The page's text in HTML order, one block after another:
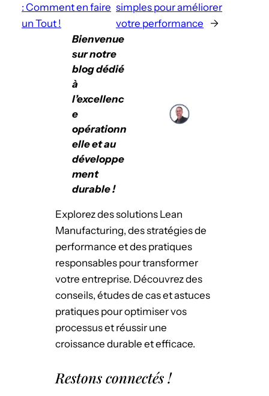
: Comment en faire
un Tout !
simples pour améliorer
votre performance
→
Bienvenue
sur notre
blog dédié
à
l’excellenc
e
opérationn
elle et au
développe
ment
durable !
Explorez des solutions Lean
Manufacturing, des stratégies de
performance et des pratiques
responsables pour transformer
votre entreprise. Découvrez des
conseils, études de cas et astuces
pratiques pour optimiser vos
processus et réussir une
croissance durable et efficace.
Restons connectés !